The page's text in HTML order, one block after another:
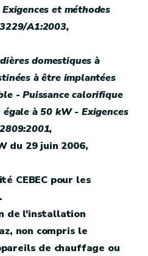
et méthodes
A1:2003,
domestiques à
à être implantées
- Puissance calorifique
à 50 kW - Exigences
du 29 juin 2006,
CEBEC pour les
de l'installation
non compris le
de chauffage ou